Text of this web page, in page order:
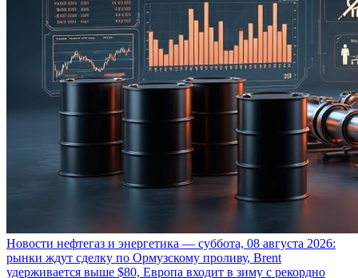
Новости нефтегаз и энергетика — суббота, 08 августа 2026:
рынки ждут сделку по Ормузскому проливу, Brent
удерживается выше $80, Европа входит в зиму с рекордно